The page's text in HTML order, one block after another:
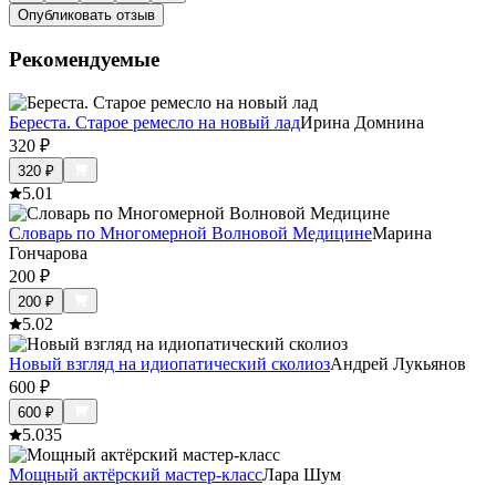
Опубликовать отзыв
Рекомендуемые
Береста. Старое ремесло на новый ладИрина Домнина
320 ₽
320 ₽
5.01
Словарь по Многомерной Волновой МедицинеМарина
Гончарова
200 ₽
200 ₽
5.02
Новый взгляд на идиопатический сколиозАндрей Лукьянов
600 ₽
600 ₽
5.035
Мощный актёрский мастер-классЛара Шум